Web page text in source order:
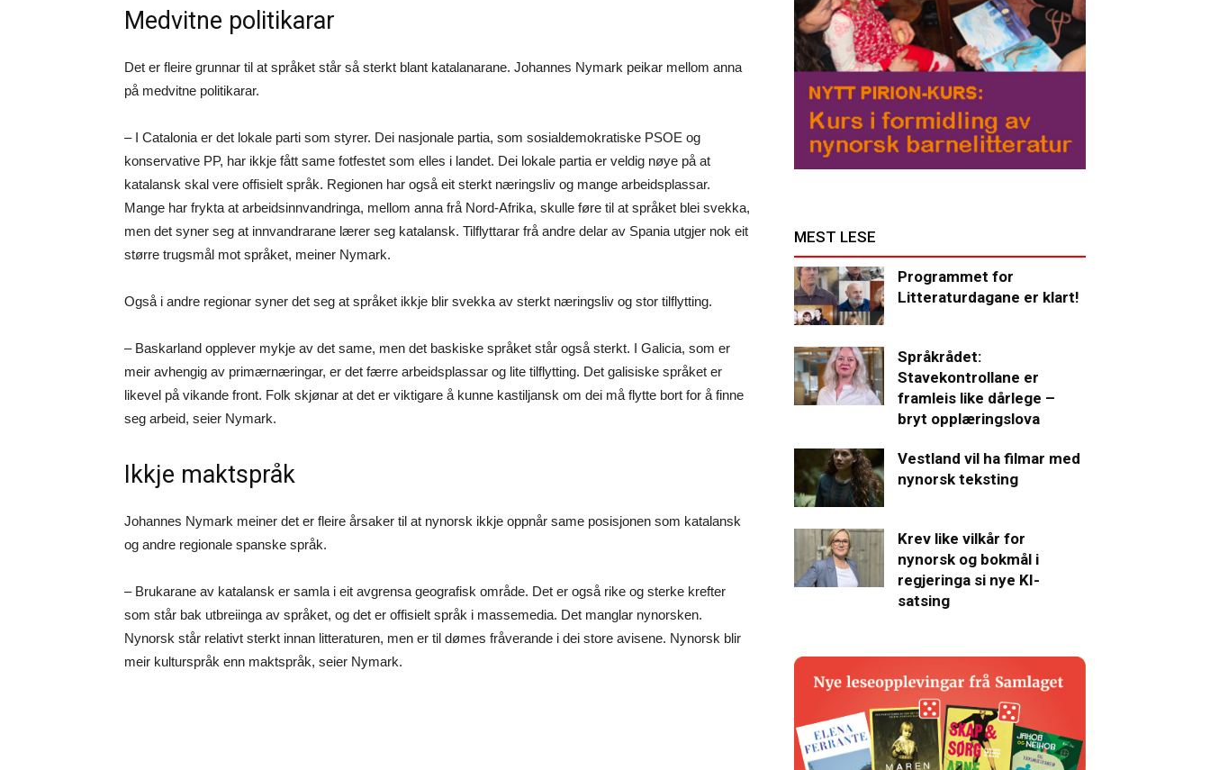
Medvitne politikarar
Det er fleire grunnar til at språket står så sterkt blant katalanarane. Johannes Nymark peikar mellom anna
på medvitne politikarar.
– I Catalonia er det lokale parti som styrer. Dei nasjonale partia, som sosialdemokratiske PSOE og
konservative PP, har ikkje fått same fotfestet som elles i landet. Dei lokale partia er veldig nøye på at
katalansk skal vere offisielt språk. Regionen har også eit sterkt næringsliv og mange arbeidsplassar.
Mange har frykta at arbeidsinnvandringa, mellom anna frå Nord-Afrika, skulle føre til at språket blei svekka,
men det syner seg at innvandrarane lærer seg katalansk. Tilflyttarar frå andre delar av Spania utgjer nok eit
større trugsmål mot språket, meiner Nymark.
Også i andre regionar syner det seg at språket ikkje blir svekka av sterkt næringsliv og stor tilflytting.
– Baskarland opplever mykje av det same, men det baskiske språket står også sterkt. I Galicia, som er
meir avhengig av primærnæringar, er det færre arbeidsplassar og lite tilflytting. Det galisiske språket er
likevel på vikande front. Folk skjønar at det er viktigare å kunne kastiljansk om dei må flytte bort for å finne
seg arbeid, seier Nymark.
Ikkje maktspråk
Johannes Nymark meiner det er fleire årsaker til at nynorsk ikkje oppnår same posisjonen som katalansk
og andre regionale spanske språk.
– Brukarane av katalansk er samla i eit avgrensa geografisk område. Det er også rike og sterke krefter
som står bak utbreiinga av språket, og det er offisielt språk i massemedia. Det manglar nynorsken.
Nynorsk står relativt sterkt innan litteraturen, men er til dømes fråverande i dei store avisene. Nynorsk blir
meir kulturspråk enn maktspråk, seier Nymark.
MEST LESE
Programmet for
Litteraturdagane er klart!
Språkrådet:
Stavekontrollane er
framleis like dårlege –
bryt opplæringslova
Vestland vil ha filmar med
nynorsk teksting
Krev like vilkår for
nynorsk og bokmål i
regjeringa si nye KI-
satsing